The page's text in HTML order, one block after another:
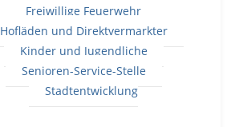
Freiwillige Feuerwehr
Hofläden und Direktvermarkter
Kinder und Jugendliche
Senioren-Service-Stelle
Stadtentwicklung